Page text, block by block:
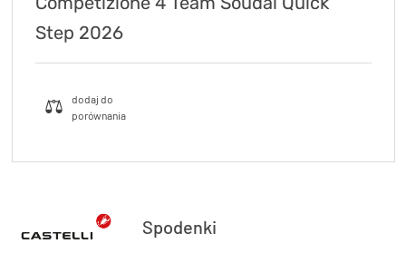
Step 2026
Spodenki